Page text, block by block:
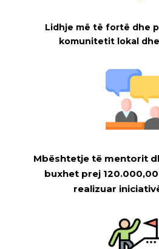
Lidhje më të fortë dhe
komunitetit lokal
Mbështetje të mentorit
buxhet prej
realizuar